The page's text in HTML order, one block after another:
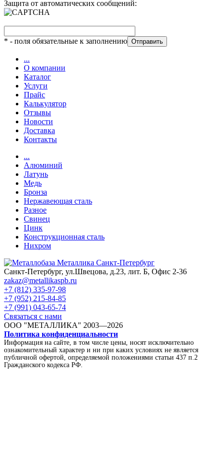
Защита от автоматических сообщений:
* - поля обязательные к заполнению
...
О компании
Каталог
Услуги
Прайс
Калькулятор
Отзывы
Новости
Доставка
Контакты
...
Алюминий
Латунь
Медь
Бронза
Нержавеющая сталь
Разное
Свинец
Цинк
Конструкционная сталь
Нихром
Санкт-Петербург, ул.Швецова, д.23, лит. Б, Офис 2-36
zakaz@metallikaspb.ru
+7 (812) 335-97-98
+7 (952) 215-84-85
+7 (991) 043-65-74
Связаться с нами
ООО "МЕТАЛЛИКА" 2003—2026
Политика конфиденциальности
Информация на сайте, в том числе цены, носят исключительно
ознакомительный характер и ни при каких условиях не является
публичной офертой, определяемой положениями статьи 437 п.2
Гражданского кодекса РФ.